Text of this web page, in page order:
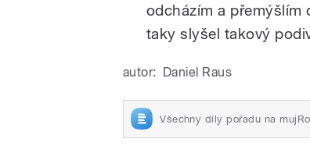
odcházím a přemýšlím
taky slyšel takový
autor: Daniel Raus
Všechny díly pořadu na